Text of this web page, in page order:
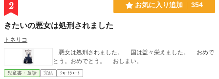
2 お気に入り追加 354
きたいの悪女は処刑されました
トネリコ
悪女は処刑されました。 国は益々栄えました。 おめで
とう。おめでとう。 おしまい。
児童書・童話 完結 ｼｮｰﾄｼｮｰﾄ